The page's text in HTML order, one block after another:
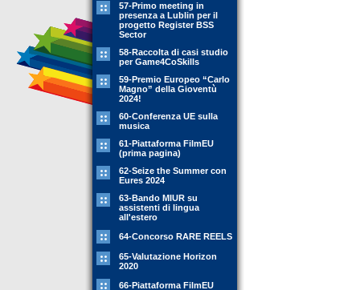
57-Primo meeting in
presenza a Lublin per il
progetto Register BSS
Sector
58-Raccolta di casi studio
per Game4CoSkills
59-Premio Europeo “Carlo
Magno” della Gioventù
2024!
60-Conferenza UE sulla
musica
61-Piattaforma FilmEU
(prima pagina)
62-Seize the Summer con
Eures 2024
63-Bando MIUR su
assistenti di lingua
all'estero
64-Concorso RARE REELS
65-Valutazione Horizon
2020
66-Piattaforma FilmEU